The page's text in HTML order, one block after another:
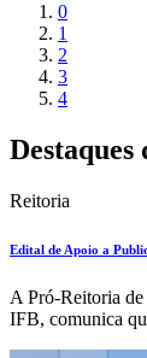
0
1
2
3
4
Destaques
Reitoria
Edital de Apoio a
A Pró-Reitoria
IFB, comunica